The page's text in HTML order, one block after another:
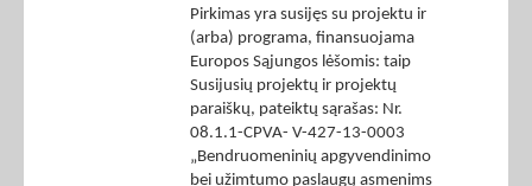
Pirkimas yra susijęs su projektu ir
(arba) programa, finansuojama
Europos Sąjungos lėšomis: taip
Susijusių projektų ir projektų
paraiškų, pateiktų sąrašas: Nr.
08.1.1-CPVA- V-427-13-0003
„Bendruomeninių apgyvendinimo
bei užimtumo paslaugų asmenims